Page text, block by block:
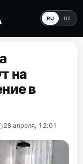
RU UZ
на
в
28 апреля, 12:01